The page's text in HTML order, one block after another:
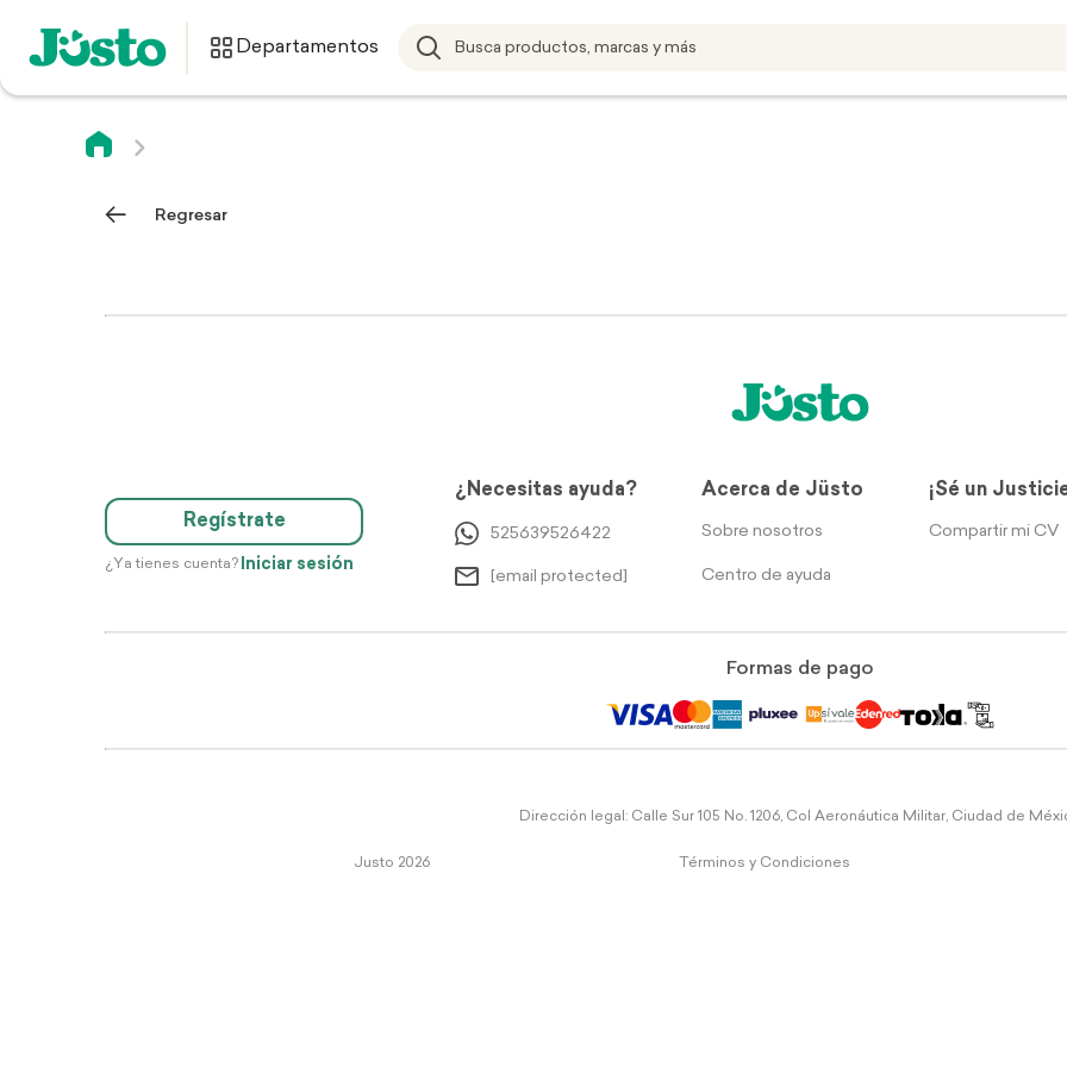
Departamentos
Regresar
Regístrate
¿Ya tienes cuenta? Iniciar sesión
¿Necesitas ayuda?
525639526422
[email protected]
Acerca de Jüsto
Sobre nosotros
Centro de ayuda
¡Sé un
Compartir mi CV
Formas de pago
Dirección legal: Calle Sur 105 No. 1206, Col Aeronáutica Militar, Ciudad de
Justo 2026 Términos y Condiciones